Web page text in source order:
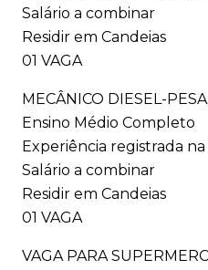
Salário a combinar
Residir em Candeias
01 VAGA
MECÂNICO DIESEL-
Ensino Médio Completo
Experiência registrada na
Salário a combinar
Residir em Candeias
01 VAGA
VAGA PARA